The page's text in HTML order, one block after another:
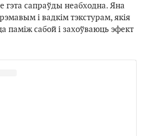
гэта сапраўды неабходна. Яна
і вадкім тэкстурам, якія
паміж сабой і захоўваюць эфект